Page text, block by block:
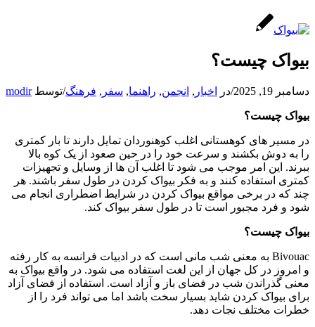
بیواک چیست؟
دسامبر 19, 2025 /در اخبار , انجمن, راهنما, سفر , فرهنگ/توسطmodir
بیواک چیست؟
در مسیر های کوهستانی اغلب کوهنوردان تمایل دارند تا بار کمتری
را به دوش بکشند و سرعت خود را در حین صعود از یک کوه بالا
ببرند. این امر موجب می شود تا اغلب آن ها از وسایل و تجهیزات
کمتری استفاده کنند و به فکر بیواک کردن در طول سفر باشند. هر
چند که در برخی مواقع بیواک کردن در شرایط اضطراری انجام می
شود و فرد مجبور است تا در طول سفر بیواک کند.
بیواک چیست؟
Bivouac به معنی شب مانی است که در ادبیات فرانسه به کار رفته
و امروز در کل جهان از این لغت استفاده می شود. در واقع بیواک به
معنی گذراندن شب در فضای باز و آزاد است. استفاده از فضای آزاد
برای بیواک کردن شاید بسیار سخت باشد اما می تواند فرد را از
خطرات مختلف نجات دهد.